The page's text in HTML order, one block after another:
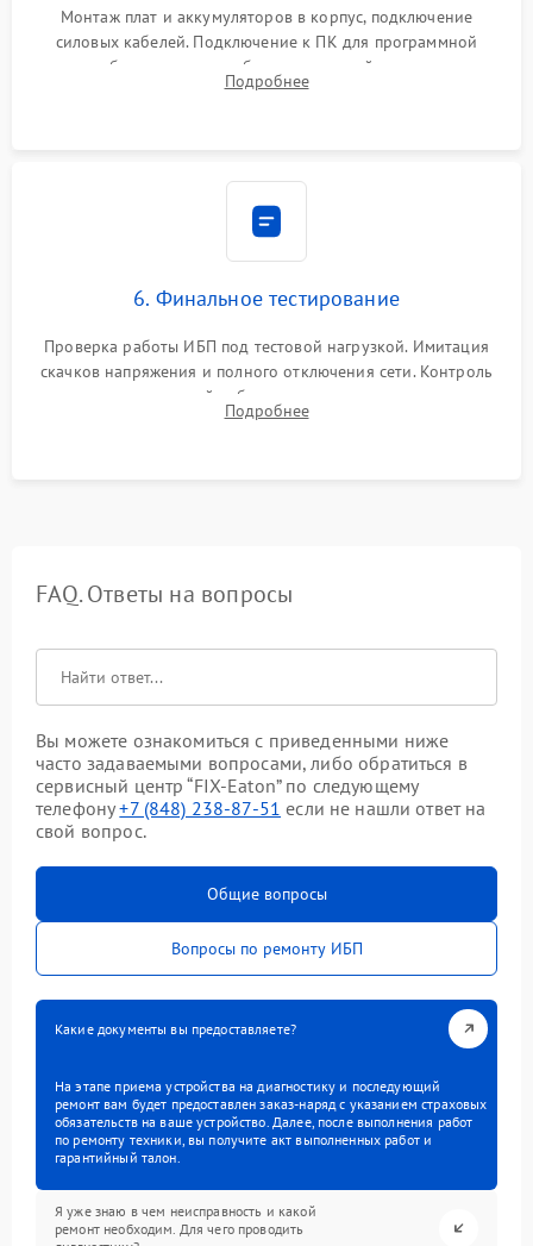
Монтаж плат и аккумуляторов в корпус, подключение
силовых кабелей. Подключение к ПК для программной
калибровки констант батареи, настройки порогов
срабатывания AVR и сброса счетчиков старения АКБ.
Подробнее
6. Финальное тестирование
Проверка работы ИБП под тестовой нагрузкой. Имитация
скачков напряжения и полного отключения сети. Контроль
времени автономной работы, температурного режима и
корректности формы выходного сигнала.
Подробнее
FAQ. Ответы на вопросы
Вы можете ознакомиться с приведенными ниже
часто задаваемыми вопросами, либо обратиться в
сервисный центр “FIX-Eaton” по следующему
телефону+7 (848) 238-87-51 если не нашли ответ на
свой вопрос.
Общие вопросы
Вопросы по ремонту ИБП
Какие документы вы предоставляете?
На этапе приема устройства на диагностику и последующий
ремонт вам будет предоставлен заказ-наряд с указанием страховых
обязательств на ваше устройство. Далее, после выполнения работ
по ремонту техники, вы получите акт выполненных работ и
гарантийный талон.
Я уже знаю в чем неисправность и какой
ремонт необходим. Для чего проводить